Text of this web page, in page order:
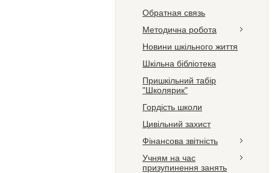
Обратная связь
Методична робота
Новини шкільного життя
Шкільна бібліотека
Пришкільний табір
"Школярик"
Гордість школи
Цивільний захист
Фінансова звітність
Учням на час
призупинення занять